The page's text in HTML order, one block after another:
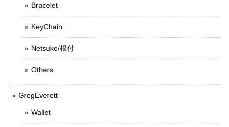
Bracelet
KeyChain
Netsuke/根付
Others
GregEverett
Wallet